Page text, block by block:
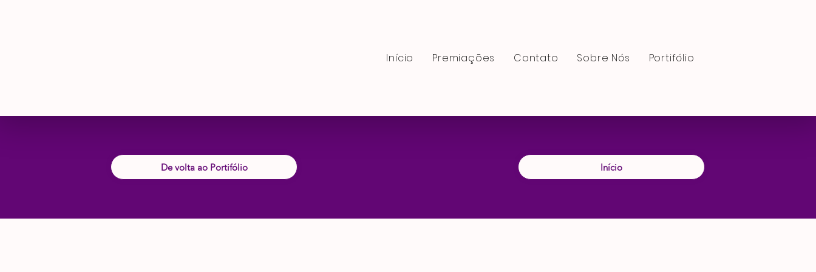
Início Premiaçōes Contato Sobre Nós Portifólio
De volta ao Portifólio Início